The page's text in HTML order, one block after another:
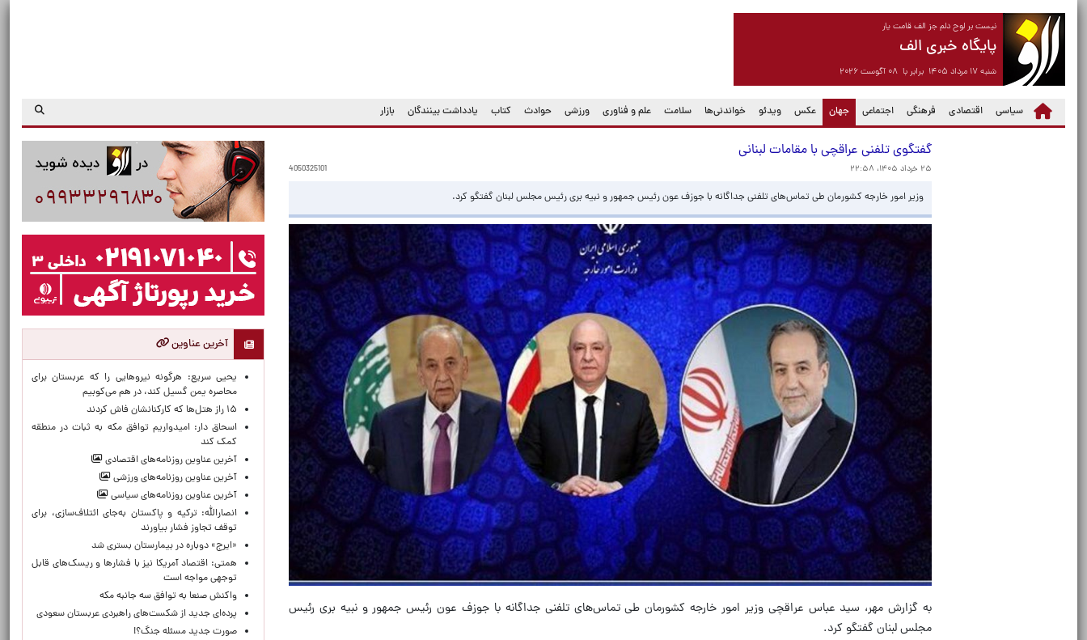
نیست بر لوح دلم جز الف قامت یار
پایگاه خبری الف
شنبه ۱۷ مرداد ۱۴۰۵ برابر با ۰۸ آگوست ۲۰۲۶
سیاسی اقتصادی فرهنگی اجتماعی جهان
(current) عکس ویدئو خواندنی‌ها سلامت علم و فناوری ورزشی حوادث کتاب یادداشت بینندگان بازار
گفتگوی تلفنی عراقچی با مقامات لبنانی
۲۵ خرداد ۱۴۰۵، ۲۲:۵۸ 4050325101
وزیر امور خارجه کشورمان طی تماس‌های تلفنی جداگانه با جوزف عون رئیس جمهور و نبیه بری رئیس مجلس لبنان گفتگو کرد.
به گزارش مهر، سید عباس عراقچی وزیر امور خارجه کشورمان طی تماس‌های تلفنی جداگانه با جوزف عون رئیس جمهور و نبیه بری رئیس
مجلس لبنان گفتگو کرد.
آخرین عناوین
یحیی سریع: هرگونه نیروهایی را که عربستان برای
محاصره یمن گسیل کند، در هم می‌کوبیم
۱۵ راز هتل‌ها که کارکنانشان فاش کردند
اسحاق دار: امیدواریم توافق مکه به ثبات در منطقه
کمک کند
آخرین عناوین روزنامه‌های اقتصادی
آخرین عناوین روزنامه‌های ورزشی
آخرین عناوین روزنامه‌های سیاسی
انصارالله: ترکیه و پاکستان به‌جای ائتلاف‌سازی، برای
توقف تجاوز فشار بیاورند
«ایرج» دوباره در بیمارستان بستری شد
همتی: اقتصاد آمریکا نیز با فشارها و ریسک‌های قابل
توجهی مواجه است
واکنش صنعا به توافق سه جانبه مکه
پرده‌ای جدید از شکست‌های راهبردی عربستان سعودی
صورت جدید مسئله جنگ؟!